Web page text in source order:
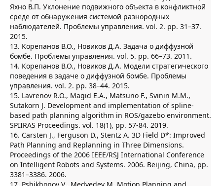
Яхно В.П. Уклонение подвижного объекта в конфликтной
среде от обнаружения системой разнородных
наблюдателей. Проблемы управления. vol. 2. pp. 31–37.
2015.
13. Корепанов В.О., Новиков Д.А. Задача о диффузной
бомбе. Проблемы управления. vol. 5. pp. 66–73. 2011.
14. Корепанов В.О., Новиков Д.А. Модели стратегического
поведения в задаче о диффузной бомбе. Проблемы
управления. vol. 2. pp. 38–44. 2015.
15. Lavrenov R.O., Magid E.A., Matsuno F., Svinin M.M.,
Sutakorn J. Development and implementation of spline-
based path planning algorithm in ROS/gazebo environment.
SPIIRAS Proceedings. vol. 18(1), pp. 57-84. 2019.
16. Carsten J., Ferguson D., Stentz A. 3D Field D*: Improved
Path Planning and Replanning in Three Dimensions.
Proceedings of the 2006 IEEE/RSJ International Conference
on Intelligent Robots and Systems. 2006. Beijing, China, pp.
3381–3386. 2006.